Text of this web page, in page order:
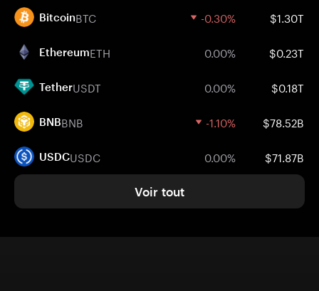
BitcoinBTC -0.30% $1.30T
EthereumETH 0.00% $0.23T
TetherUSDT 0.00% $0.18T
BNBBNB -1.10% $78.52B
USDCUSDC 0.00% $71.87B
Voir tout